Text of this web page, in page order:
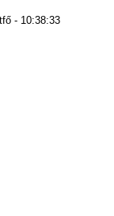
- 10:38:33